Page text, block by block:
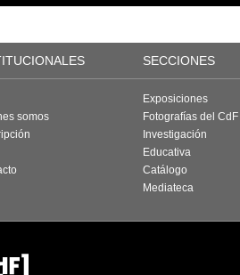
SECCIONES
somos
Exposiciones
Fotografías del CdF
Investigación
Educativa
Catálogo
Mediateca